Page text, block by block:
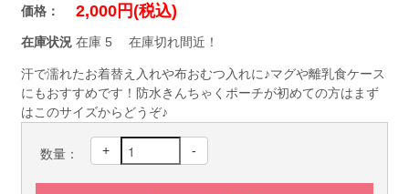
価格： 2,000円(税込)
在庫状況 在庫 5 在庫切れ間近！
汗で濡れたお着替え入れや布おむつ入れに♪マグや離乳食ケース
にもおすすめです！防水きんちゃくポーチが初めての方はまず
はこのサイズからどうぞ♪
数量： + -